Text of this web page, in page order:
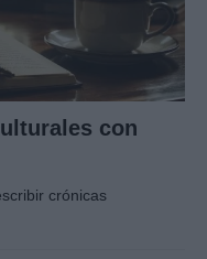
con
crónicas